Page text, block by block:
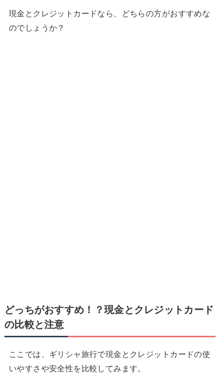
現金とクレジットカードなら、どちらの方がおすすめな
のでしょうか？
どっちがおすすめ！？現金とクレジットカード
の比較と注意
ここでは、ギリシャ旅行で現金とクレジットカードの使
いやすさや安全性を比較してみます。